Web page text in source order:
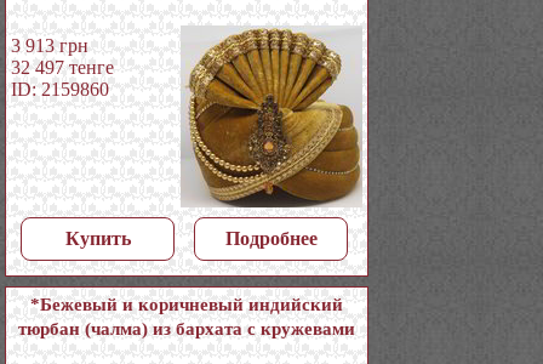
3 913 грн
32 497 тенге
ID: 2159860
Купить Подробнее
*Бежевый и коричневый индийский
тюрбан (чалма) из бархата с кружевами